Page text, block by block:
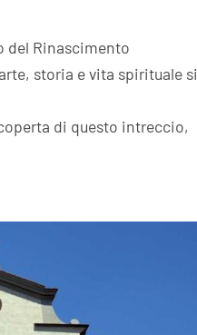
del Rinascimento
storia e vita spirituale si
di questo intreccio,